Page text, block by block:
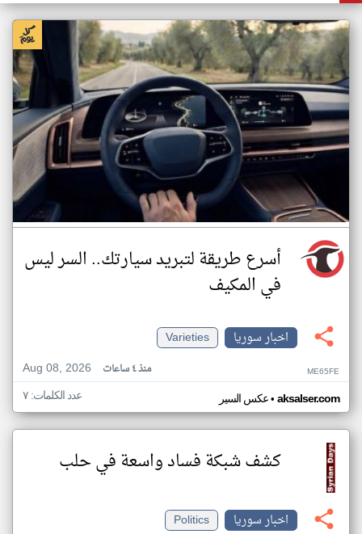
أسرع طريقة لتبريد سيارتك.. السر ليس
في المكيف
اخبار سوريا
Varieties
Aug 08, 2026
منذ ٤ ساعات ME65FE
عكس السير• aksalser.com عدد الكلمات: ٧
كشف شبكة فساد واسعة في حلب
اخبار سوريا
Politics